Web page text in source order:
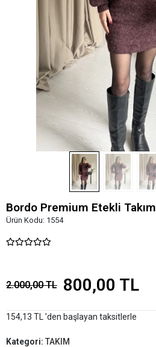
Bordo Premium Etekli Takım
Ürün Kodu: 1554
2.000,00 TL 800,00 TL
154,13 TL 'den başlayan taksitlerle
Kategori: TAKIM